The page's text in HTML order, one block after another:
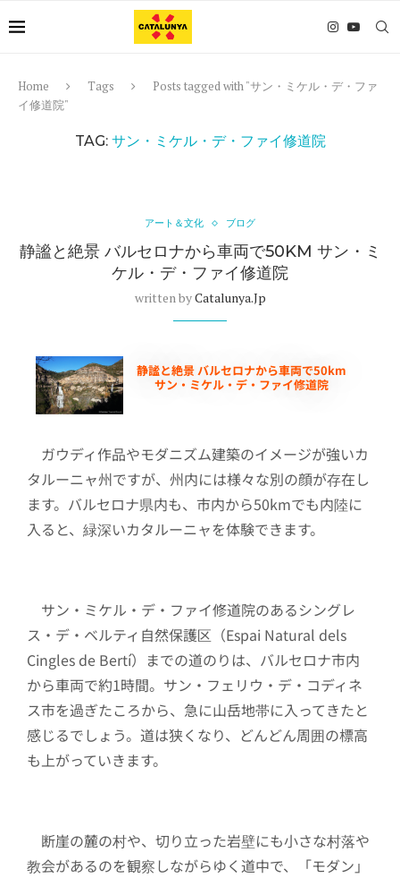
Home Tags
Posts tagged with "サン・ミケル・デ・ファ
イ修道院"
TAG: サン・ミケル・デ・ファイ修道院
アート＆文化 ブログ
静謐と絶景 バルセロナから車両で50KM サン・ミ
ケル・デ・ファイ修道院
written byCatalunya.jp
静謐と絶景 バルセロナから車両で50km
サン・ミケル・デ・ファイ修道院
ガウディ作品やモダニズム建築のイメージが強いカ
タルーニャ州ですが、州内には様々な別の顔が存在し
ます。バルセロナ県内も、市内から50kmでも内陸に
入ると、緑深いカタルーニャを体験できます。
サン・ミケル・デ・ファイ修道院のあるシングレ
ス・デ・ベルティ自然保護区（Espai Natural dels
Cingles de Bertí）までの道のりは、バルセロナ市内
から車両で約1時間。サン・フェリウ・デ・コディネ
ス市を過ぎたころから、急に山岳地帯に入ってきたと
感じるでしょう。道は狭くなり、どんどん周囲の標高
も上がっていきます。
断崖の麓の村や、切り立った岩壁にも小さな村落や
教会があるのを観察しながらゆく道中で、「モダン」